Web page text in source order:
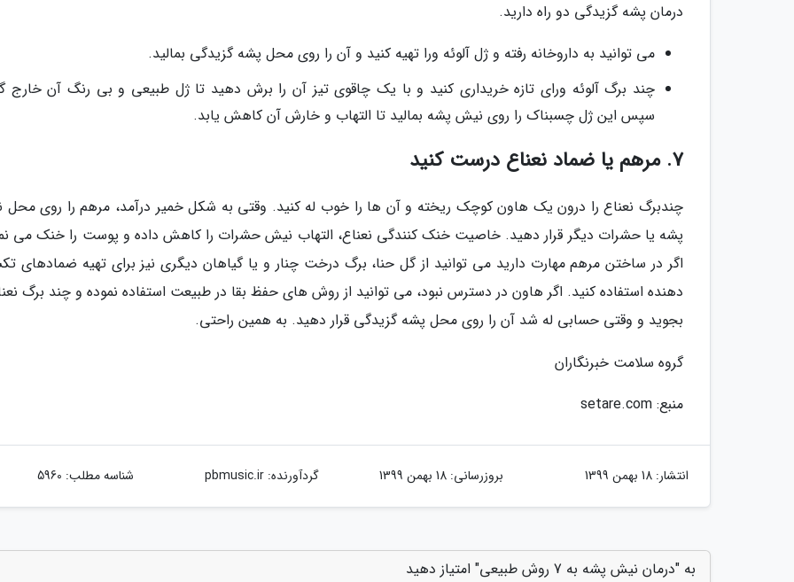
درمان پشه گزیدگی دو راه دارید.
می توانید به داروخانه رفته و ژل آلوئه ورا تهیه کنید و آن را روی محل پشه گزیدگی بمالید.
چند برگ آلوئه ورای تازه خریداری کنید و با یک چاقوی تیز آن را برش دهید تا ژل طبیعی و بی رنگ آن خارج
سپس این ژل چسبناک را روی نیش پشه بمالید تا التهاب و خارش آن کاهش یابد.
7. مرهم یا ضماد نعناع درست کنید
چندبرگ نعناع را درون یک هاون کوچک ریخته و آن ها را خوب له کنید. وقتی به شکل خمیر درآمد، مرهم را روی
پشه یا حشرات دیگر قرار دهید. خاصیت خنک کنندگی نعناع، التهاب نیش حشرات را کاهش داده و پوست را خنک می
اگر در ساختن مرهم مهارت دارید می توانید از گل حنا، برگ درخت چنار و یا گیاهان دیگری نیز برای تهیه ضمادهای
دهنده استفاده کنید. اگر هاون در دسترس نبود، می توانید از روش های حفظ بقا در طبیعت استفاده نموده و چند برگ
بجوید و وقتی حسابی له شد آن را روی محل پشه گزیدگی قرار دهید. به همین راحتی.
گروه سلامت خبرنگاران
منبع: setare.com
انتشار: 18 بهمن 1399 بروزرسانی: 18 بهمن 1399 گردآورنده:pbmusic.ir شناسه مطلب: 5960
به "درمان نیش پشه به 7 روش طبیعی" امتیاز دهید